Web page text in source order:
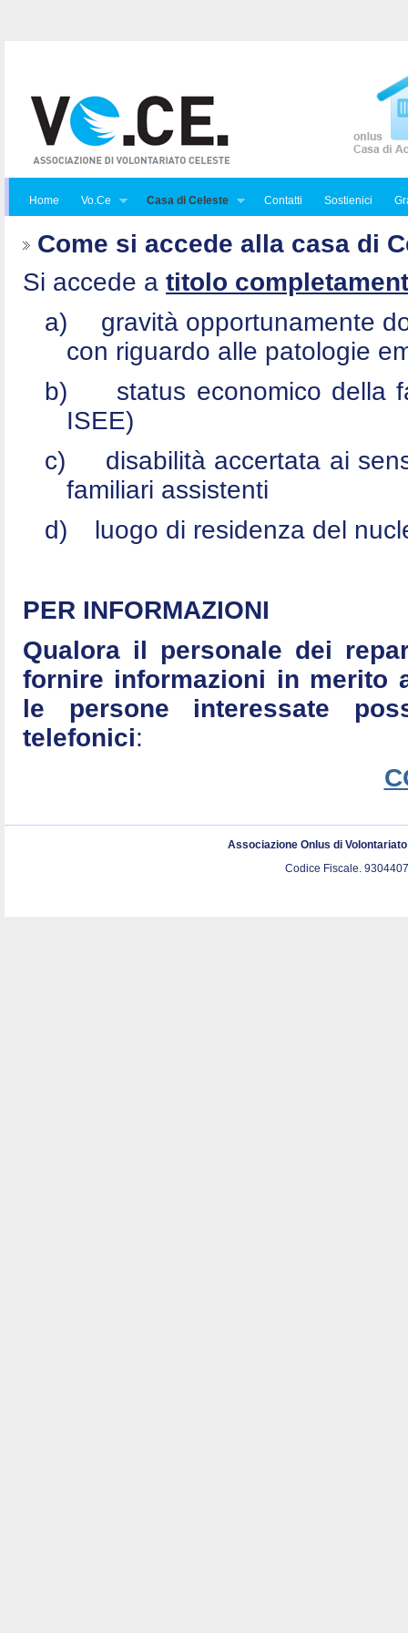
Home Vo.Ce Casa di Celeste Contatti Sostienici
Come si accede alla casa di
Si accede a titolo
a)
gravità opportunamente
con riguardo alle patologie
b)
status economico della
ISEE)
c)
disabilità accertata ai
familiari assistenti
d)
luogo di residenza del
PER INFORMAZIONI
Qualora il personale dei
fornire informazioni in merito
le persone interessate
telefonici:
Associazione Onlus di
Codice Fiscale.